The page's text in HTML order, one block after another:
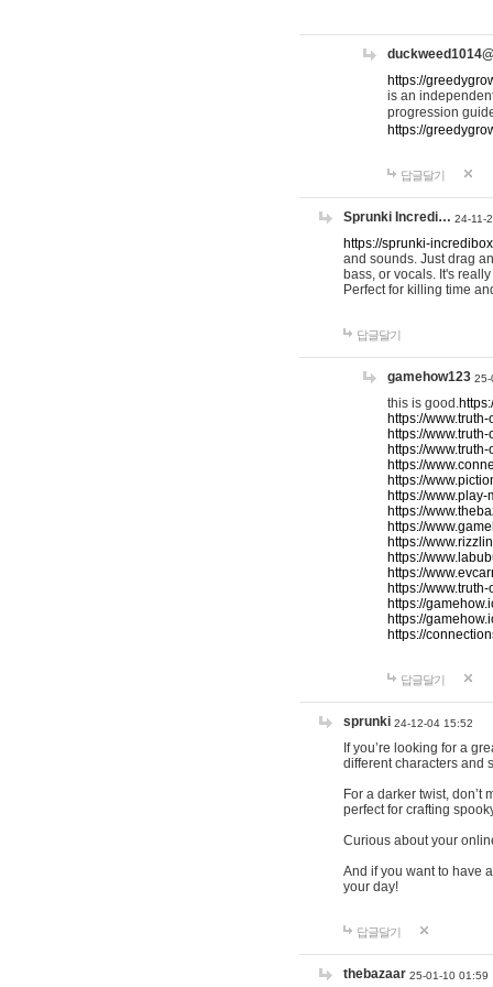
https://
is an
progression
https://
답글달기
Sprunki Incredi… 24-11-
https://sprunki-
and sounds. Just drag
bass, or vocals. It's
Perfect for killing time
답글달기
gamehow123 25-
this is good.
https://
https://
https://
https://
https://
https://
https://
https://
https://
https://
https://
https://
https://
https://
https://
답글달기
sprunki 24-12-04 15:52
If you’re looking for a
different characters and
For a darker twist, don’t
perfect for crafting
Curious about your
And if you want to have
your day!
답글달기
thebazaar 25-01-10 01:59